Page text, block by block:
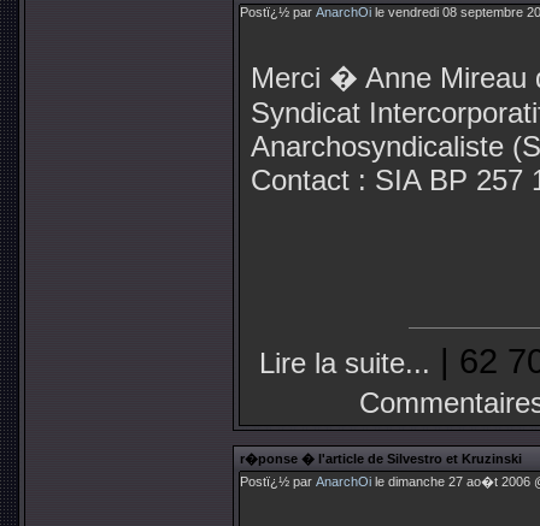
Postï¿½ par AnarchOi le vendredi 08 septembre
Merci � Anne Mireau
Syndicat
Anarchosyndicaliste
Contact : SIA BP 257
Lire la suite... | 62
r�ponse � l'article de Silvestro et Kruzinski
Postï¿½ par AnarchOi le dimanche 27 ao�t 2006